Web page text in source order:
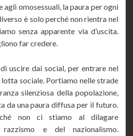
agli omosessuali, la paura per ogni
è solo perché non rientra nel
senza apparente via d’uscita.
far credere.
uscire dai social, per entrare nel
sociale. Portiamo nelle strade
silenziosa della popolazione,
da una paura diffusa per il futuro.
non ci stiamo al dilagare
razzismo e del nazionalismo.